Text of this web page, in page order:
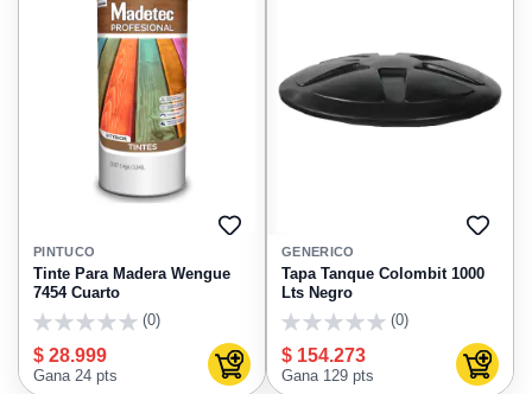
AGREGAR
FAVORITOS
PINTUCO
Tinte Para Madera Wengue
7454 Cuarto
(0)
$ 28.999
Gana 24 pts Agregar al carrito
GENERICO
Tapa Tanque Colombit 1000
Lts Negro
(0)
$ 154.273
Gana 129 pts